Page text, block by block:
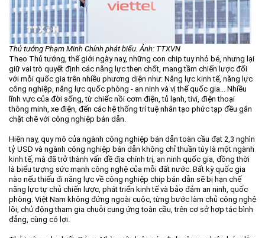
Thủ tướng Phạm Minh Chính phát biểu. Ảnh: TTXVN
Theo Thủ tướng, thế giới ngày nay, những con chip tuy nhỏ bé, nhưng lại
giữ vai trò quyết định các năng lực then chốt, mang tầm chiến lược đối
với mỗi quốc gia trên nhiều phương diện như: Năng lực kinh tế, năng lực
công nghiệp, năng lực quốc phòng - an ninh và vị thế quốc gia... Nhiều
lĩnh vực của đời sống, từ chiếc nồi cơm điện, tủ lạnh, tivi, điện thoại
thông minh, xe điện, đến các hệ thống trí tuệ nhân tạo phức tạp đều gắn
chặt chẽ với công nghiệp bán dẫn.
Hiện nay, quy mô của ngành công nghiệp bán dẫn toàn cầu đạt 2,3 nghìn
tỷ USD và ngành công nghiệp bán dẫn không chỉ thuần túy là một ngành
kinh tế, mà đã trở thành vấn đề địa chính trị, an ninh quốc gia, đồng thời
là biểu tượng sức mạnh công nghệ của mỗi đất nước. Bất kỳ quốc gia
nào nếu thiếu đi năng lực về công nghiệp chip bán dẫn sẽ bị hạn chế
năng lực tự chủ chiến lược, phát triển kinh tế và bảo đảm an ninh, quốc
phòng. Việt Nam không đứng ngoài cuộc, từng bước làm chủ công nghệ
lõi, chủ động tham gia chuỗi cung ứng toàn cầu, trên cơ sở hợp tác bình
đẳng, cùng có lợi.